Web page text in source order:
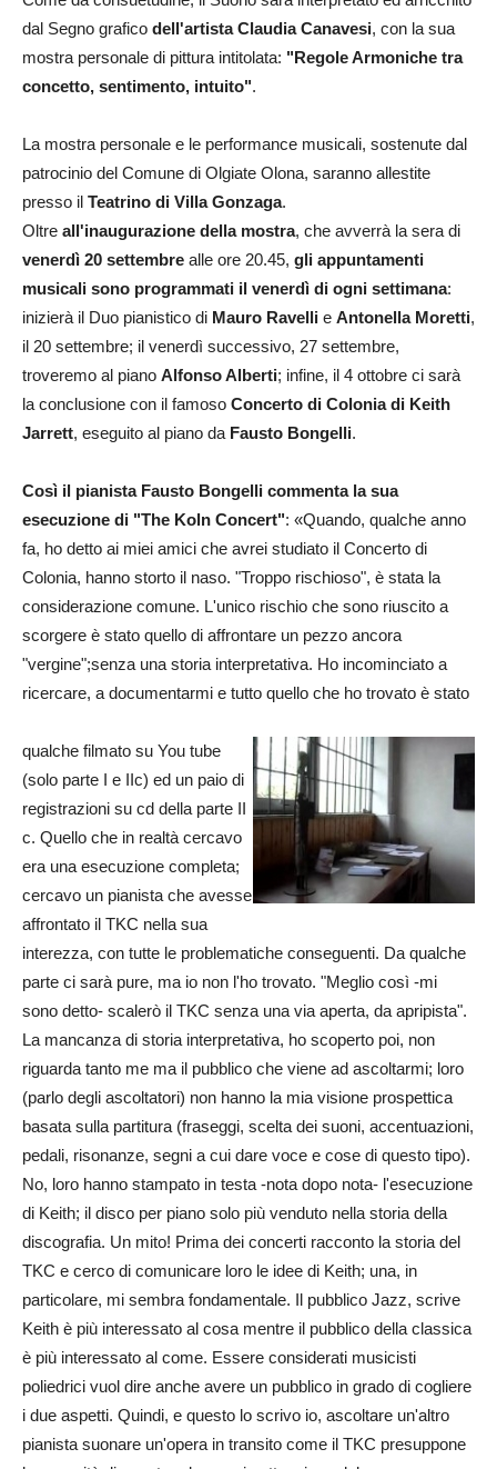
dal Segno grafico dell'artista Claudia Canavesi, con la sua
mostra personale di pittura intitolata: "Regole Armoniche tra
concetto, sentimento, intuito".
La mostra personale e le performance musicali, sostenute dal
patrocinio del Comune di Olgiate Olona, saranno allestite
presso il Teatrino di Villa Gonzaga.
Oltre all'inaugurazione della mostra, che avverrà la sera di
venerdì 20 settembre alle ore 20.45, gli appuntamenti
musicali sono programmati il venerdì di ogni settimana:
inizierà il Duo pianistico di Mauro Ravelli e Antonella Moretti,
il 20 settembre; il venerdì successivo, 27 settembre,
troveremo al piano Alfonso Alberti; infine, il 4 ottobre ci sarà
la conclusione con il famoso Concerto di Colonia di Keith
Jarrett, eseguito al piano da Fausto Bongelli.
Così il pianista Fausto Bongelli commenta la sua
esecuzione di "The Koln Concert": «Quando, qualche anno
fa, ho detto ai miei amici che avrei studiato il Concerto di
Colonia, hanno storto il naso. "Troppo rischioso", è stata la
considerazione comune. L'unico rischio che sono riuscito a
scorgere è stato quello di affrontare un pezzo ancora
"vergine";senza una storia interpretativa. Ho incominciato a
ricercare, a documentarmi e tutto quello che ho trovato è stato
qualche filmato su You tube
(solo parte I e IIc) ed un paio di
registrazioni su cd della parte II
c. Quello che in realtà cercavo
era una esecuzione completa;
cercavo un pianista che avesse
affrontato il TKC nella sua
interezza, con tutte le problematiche conseguenti. Da qualche
parte ci sarà pure, ma io non l'ho trovato. "Meglio così -mi
sono detto- scalerò il TKC senza una via aperta, da apripista".
La mancanza di storia interpretativa, ho scoperto poi, non
riguarda tanto me ma il pubblico che viene ad ascoltarmi; loro
(parlo degli ascoltatori) non hanno la mia visione prospettica
basata sulla partitura (fraseggi, scelta dei suoni, accentuazioni,
pedali, risonanze, segni a cui dare voce e cose di questo tipo).
No, loro hanno stampato in testa -nota dopo nota- l'esecuzione
di Keith; il disco per piano solo più venduto nella storia della
discografia. Un mito! Prima dei concerti racconto la storia del
TKC e cerco di comunicare loro le idee di Keith; una, in
particolare, mi sembra fondamentale. Il pubblico Jazz, scrive
Keith è più interessato al cosa mentre il pubblico della classica
è più interessato al come. Essere considerati musicisti
poliedrici vuol dire anche avere un pubblico in grado di cogliere
i due aspetti. Quindi, e questo lo scrivo io, ascoltare un'altro
pianista suonare un'opera in transito come il TKC presuppone